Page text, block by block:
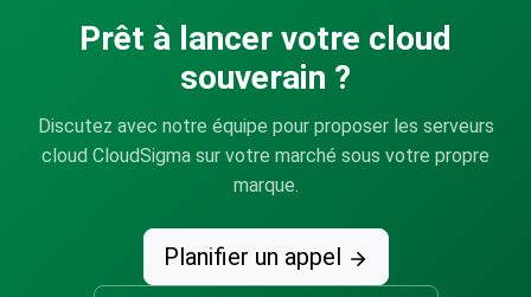
Prêt à lancer votre cloud
souverain ?
Discutez avec notre équipe pour proposer les serveurs
cloud CloudSigma sur votre marché sous votre propre
marque.
Planifier un appel